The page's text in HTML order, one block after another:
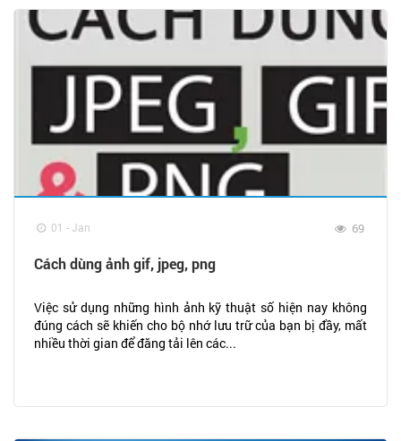
01 - Jan 69
Cách dùng ảnh gif, jpeg, png
Việc sử dụng những hình ảnh kỹ thuật số hiện nay không
đúng cách sẽ khiến cho bộ nhớ lưu trữ của bạn bị đầy, mất
nhiều thời gian để đăng tải lên các...